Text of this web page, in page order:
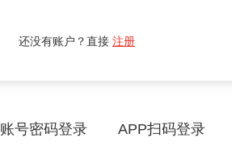
还没有账户？直接 注册
账号密码登录 APP扫码登录